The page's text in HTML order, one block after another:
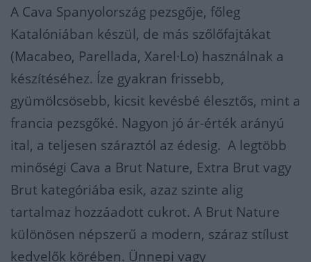
A Cava Spanyolország pezsgője, főleg
Katalóniában készül, de más szőlőfajtákat
(Macabeo, Parellada, Xarel·Lo) használnak a
készítéséhez. Íze gyakran frissebb,
gyümölcsösebb, kicsit kevésbé élesztős, mint a
francia pezsgőké. Nagyon jó ár-érték arányú
ital, a teljesen száraztól az édesig. A legtöbb
minőségi Cava a Brut Nature, Extra Brut vagy
Brut kategóriába esik, azaz szinte alig
tartalmaz hozzáadott cukrot. A Brut Nature
különösen népszerű a modern, száraz stílust
kedvelők körében. Ünnepi vagy